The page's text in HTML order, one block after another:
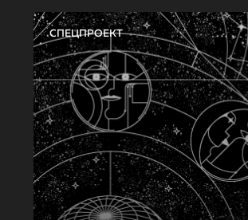
СПЕЦПРОЕКТ